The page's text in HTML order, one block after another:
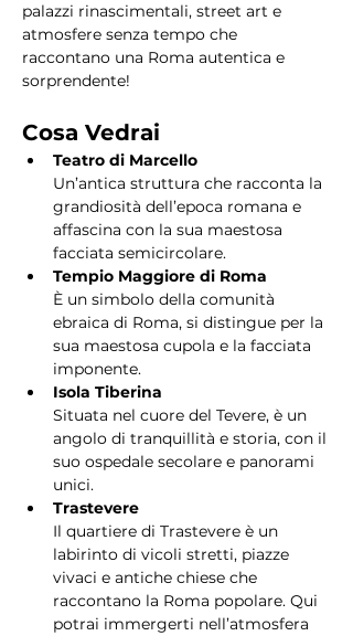
palazzi rinascimentali, street art e
atmosfere senza tempo che
raccontano una Roma autentica e
sorprendente!
Cosa Vedrai
Teatro di Marcello
Un’antica struttura che racconta la
grandiosità dell’epoca romana e
affascina con la sua maestosa
facciata semicircolare.
Tempio Maggiore di Roma
È un simbolo della comunità
ebraica di Roma, si distingue per la
sua maestosa cupola e la facciata
imponente.
Isola Tiberina
Situata nel cuore del Tevere, è un
angolo di tranquillità e storia, con il
suo ospedale secolare e panorami
unici.
Trastevere
Il quartiere di Trastevere è un
labirinto di vicoli stretti, piazze
vivaci e antiche chiese che
raccontano la Roma popolare. Qui
potrai immergerti nell’atmosfera